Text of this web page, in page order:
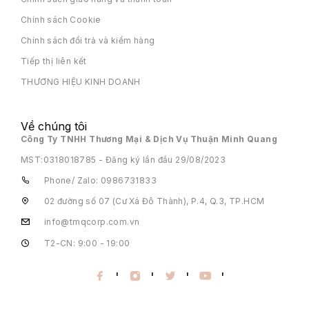
Chính sách Cookie
Chính sách đổi trả và kiểm hàng
Tiếp thị liên kết
THƯƠNG HIỆU KINH DOANH
Về chúng tôi
Công Ty TNHH Thương Mại & Dịch Vụ Thuận Minh Quang
MST: 0318018785 - Đăng ký lần đầu 29/08/2023
Phone/ Zalo: 0986731833
02 đường số 07 (Cư Xá Đô Thành), P.4, Q.3, TP.HCM
info@tmqcorp.com.vn
T2-CN: 9:00 - 19:00
' ' ' '